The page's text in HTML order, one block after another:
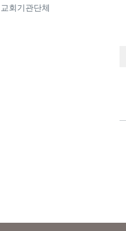
교회기관단체